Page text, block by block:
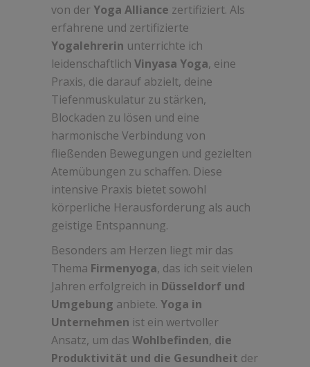
von derYoga Alliance zertifiziert. Als
erfahrene und zertifizierte
Yogalehrerin unterrichte ich
leidenschaftlich Vinyasa Yoga, eine
Praxis, die darauf abzielt, deine
Tiefenmuskulatur zu stärken,
Blockaden zu lösen und eine
harmonische Verbindung von
fließenden Bewegungen und gezielten
Atemübungen zu schaffen. Diese
intensive Praxis bietet sowohl
körperliche Herausforderung als auch
geistige Entspannung.
Besonders am Herzen liegt mir das
Thema Firmenyoga, das ich seit vielen
Jahren erfolgreich in Düsseldorf und
Umgebung anbiete. Yoga in
Unternehmen ist ein wertvoller
Ansatz, um das Wohlbefinden, die
Produktivität und die Gesundheit der